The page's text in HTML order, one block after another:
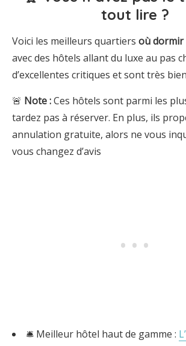
tout lire ?
Voici les meilleurs quartiers où dormir
avec des hôtels allant du luxe au pas
d’excellentes critiques et sont très
🚨 Note:Ces hôtels sont parmi les
tardez pas à réserver. En plus, ils
annulation gratuite, alors ne vous
vous changez d’avis
🛎️ Meilleur hôtel haut de gamme :